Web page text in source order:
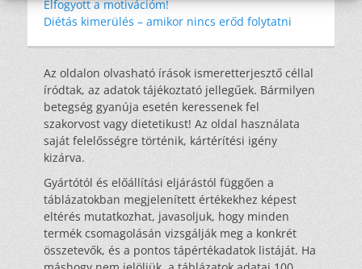
Elfogyott a motivációm!
Diétás kimerülés – amikor nincs erőd folytatni
Az oldalon olvasható írások ismeretterjesztő céllal
íródtak, az adatok tájékoztató jellegűek. Bármilyen
betegség gyanúja esetén keressenek fel
szakorvost vagy dietetikust! Az oldal használata
saját felelősségre történik, kártérítési igény
kizárva.
Gyártótól és előállítási eljárástól függően a
táblázatokban megjelenített értékekhez képest
eltérés mutatkozhat, javasoljuk, hogy minden
termék csomagolásán vizsgálják meg a konkrét
összetevők, és a pontos tápértékadatok listáját. Ha